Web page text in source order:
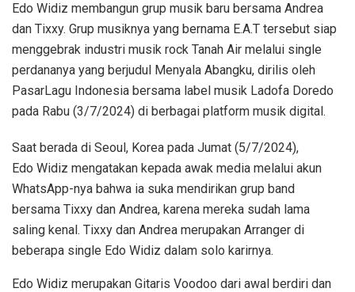
Edo Widiz membangun grup musik baru bersama Andrea
dan Tixxy. Grup musiknya yang bernama E.A.T tersebut siap
menggebrak industri musik rock Tanah Air melalui single
perdananya yang berjudul Menyala Abangku, dirilis oleh
PasarLagu Indonesia bersama label musik Ladofa Doredo
pada Rabu (3/7/2024) di berbagai platform musik digital.
Saat berada di Seoul, Korea pada Jumat (5/7/2024),
Edo Widiz mengatakan kepada awak media melalui akun
WhatsApp-nya bahwa ia suka mendirikan grup band
bersama Tixxy dan Andrea, karena mereka sudah lama
saling kenal. Tixxy dan Andrea merupakan Arranger di
beberapa single Edo Widiz dalam solo karirnya.
Edo Widiz merupakan Gitaris Voodoo dari awal berdiri dan